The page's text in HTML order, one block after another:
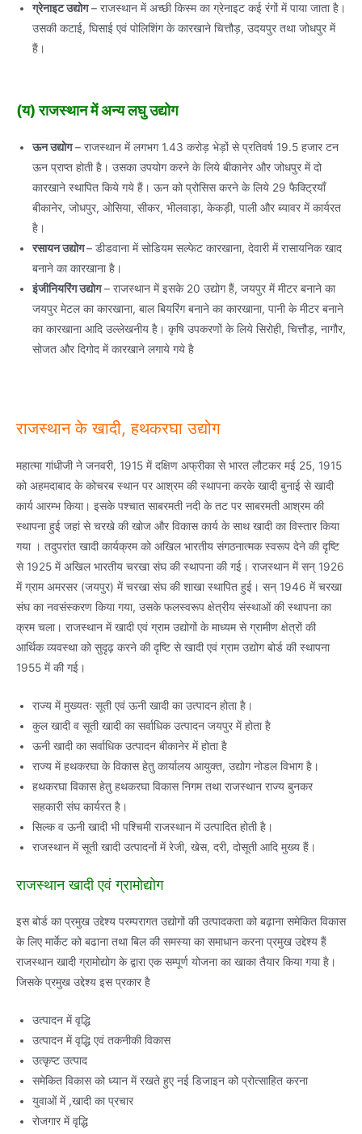
ग्रेनाइट उद्योग– राजस्थान में अच्छी किस्म का ग्रेनाइट कई रंगों में पाया जाता है।
उसकी कटाई, घिसाई एवं पोलिशिंग के कारखाने चित्तौड़, उदयपुर तथा जोधपुर में
हैं।
(य) राजस्थान में अन्य लघु उद्योग
ऊन उद्योग– राजस्थान में लगभग 1.43 करोड़ भेड़ों से प्रतिवर्ष 19.5 हजार टन
ऊन प्राप्त होती है। उसका उपयोग करने के लिये बीकानेर और जोधपुर में दो
कारखाने स्थापित किये गये हैं। ऊन को प्रोसिस करने के लिये 29 फैक्ट्रियाँ
बीकानेर, जोधपुर, ओसिया, सीकर, भीलवाड़ा, केकड़ी, पाली और ब्यावर में कार्यरत
है।
रसायन उद्योग– डीडवाना में सोडियम सल्फेट कारखाना, देवारी में रासायनिक खाद
बनाने का कारखाना है।
इंजीनियरिंग उद्योग– राजस्थान में इसके 20 उद्योग हैं, जयपुर में मीटर बनाने का
जयपुर मेटल का कारखाना, बाल बियरिंग बनाने का कारखाना, पानी के मीटर बनाने
का कारखाना आदि उल्लेखनीय है। कृषि उपकरणों के लिये सिरोही, चित्तौड़, नागौर,
सोजत और दिगोद में कारखाने लगाये गये है
राजस्थान के खादी, हथकरघा उद्योग
महात्मा गांधीजी ने जनवरी, 1915 में दक्षिण अफ्रीका से भारत लौटकर मई 25, 1915
को अहमदाबाद के कोचरब स्थान पर आश्रम की स्थापना करके खादी बुनाई से खादी
कार्य आरम्भ किया। इसके पश्चात साबरमती नदी के तट पर साबरमती आश्रम की
स्थापना हुई जहां से चरखे की खोज और विकास कार्य के साथ खादी का विस्तार किया
गया । तदुपरांत खादी कार्यक्रम को अखिल भारतीय संगठनात्मक स्वरूप देने की दृष्टि
से 1925 में अखिल भारतीय चरखा संघ की स्थापना की गई। राजस्थान में सन् 1926
में ग्राम अमरसर (जयपुर) में चरखा संघ की शाखा स्थापित हुई। सन् 1946 में चरखा
संघ का नवसंस्करण किया गया, उसके फलस्वरूप क्षेत्रीय संस्थाओं की स्थापना का
क्रम चला। राजस्थान में खादी एवं ग्राम उद्योगों के माध्यम से ग्रामीण क्षेत्रों की
आर्थिक व्यवस्था को सुदृढ़ करने की दृष्टि से खादी एवं ग्राम उद्योग बोर्ड की स्थापना
1955 में की गई।
राज्य में मुख्यतः सूती एवं ऊनी खादी का उत्पादन होता है।
कुल खादी व सूती खादी का सर्वाधिक उत्पादन जयपुर में होता है
ऊनी खादी का सर्वाधिक उत्पादन बीकानेर में होता है
राज्य में हथकरघा के विकास हेतु कार्यालय आयुक्त, उद्योग नोडल विभाग है।
हथकरघा विकास हेतु हथकरघा विकास निगम तथा राजस्थान राज्य बुनकर
सहकारी संघ कार्यरत है।
सिल्क व ऊनी खादी भी पश्चिमी राजस्थान में उत्पादित होती है।
राजस्थान में सूती खादी उत्पादनों में रेजी, खेस, दरी, दोसूती आदि मुख्य हैं।
राजस्थान खादी एवं ग्रामोद्योग
इस बोर्ड का प्रमुख उद्देश्य परम्परागत उद्योगों की उत्पादकता को बढ़ाना समेकित विकास
के लिए मार्केट को बढाना तथा बिल की समस्या का समाधान करना प्रमुख उद्देश्य हैं
राजस्थान खादी ग्रामोद्योग के द्वारा एक सम्पूर्ण योजना का खाका तैयार किया गया है।
जिसके प्रमुख उद्देश्य इस प्रकार है
उत्पादन में वृद्धि
उत्पादन में वृद्धि एवं तकनीकी विकास
उत्कृप्ट उत्पाद
समेकित विकास को ध्यान में रखते हुए नई डिजाइन को प्रोत्साहित करना
युवाओं में ,खादी का प्रचार
रोजगार में वृद्धि